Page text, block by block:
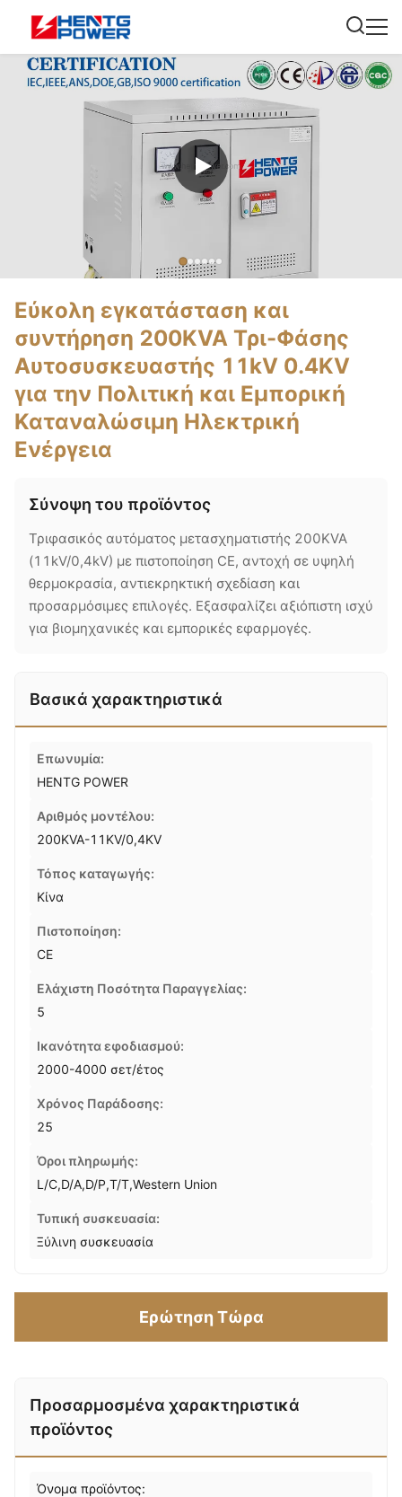
Εύκολη εγκατάσταση και
συντήρηση 200KVA Τρι-Φάσης
Αυτοσυσκευαστής 11kV 0.4KV
για την Πολιτική και Εμπορική
Καταναλώσιμη Ηλεκτρική
Ενέργεια
Σύνοψη του προϊόντος
Τριφασικός αυτόματος μετασχηματιστής 200KVA
(11kV/0,4kV) με πιστοποίηση CE, αντοχή σε υψηλή
θερμοκρασία, αντιεκρηκτική σχεδίαση και
προσαρμόσιμες επιλογές. Εξασφαλίζει αξιόπιστη ισχύ
για βιομηχανικές και εμπορικές εφαρμογές.
Βασικά χαρακτηριστικά
Επωνυμία:
HENTG POWER
Αριθμός μοντέλου:
200KVA-11KV/0,4KV
Τόπος καταγωγής:
Κίνα
Πιστοποίηση:
CE
Ελάχιστη Ποσότητα Παραγγελίας:
5
Ικανότητα εφοδιασμού:
2000-4000 σετ/έτος
Χρόνος Παράδοσης:
25
Όροι πληρωμής:
L/C,D/A,D/P,T/T,Western Union
Τυπική συσκευασία:
Ξύλινη συσκευασία
Ερώτηση Τώρα
Προσαρμοσμένα χαρακτηριστικά
προϊόντος
Όνομα προϊόντος: